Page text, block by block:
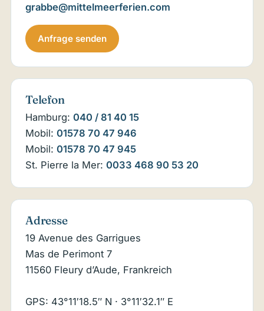
grabbe@mittelmeerferien.com
Anfrage senden
Telefon
Hamburg: 040 / 81 40 15
Mobil: 01578 70 47 946
Mobil: 01578 70 47 945
St. Pierre la Mer: 0033 468 90 53 20
Adresse
19 Avenue des Garrigues
Mas de Perimont 7
11560 Fleury d’Aude, Frankreich
GPS: 43°11′18.5″ N · 3°11′32.1″ E